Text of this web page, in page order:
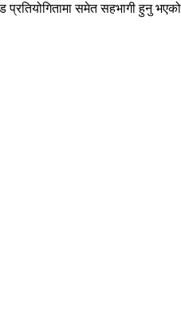
प्रतियोगितामा समेत सहभागी